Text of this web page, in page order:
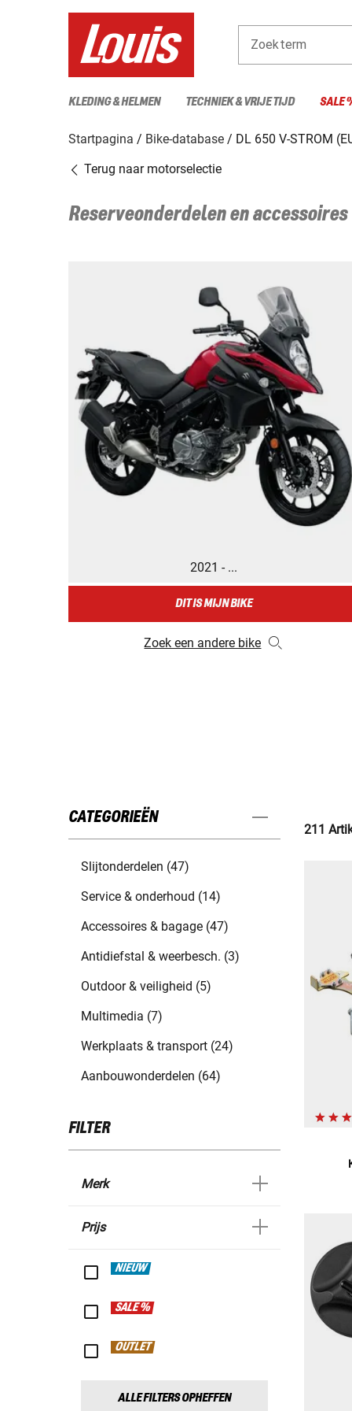
Zoekterm
KLEDING & HELMEN TECHNIEK & VRIJE TIJD SALE
Startpagina Bike-database
DL 650 V-STROM
Terug naar motorselectie
Reserveonderdelen en
2021 - ...
DIT IS MIJN BIKE
Zoek een andere bike
CATEGORIEËN
Slijtonderdelen (47)
Service & onderhoud (14)
Accessoires & bagage (47)
Antidiefstal & weerbesch. (3)
Outdoor & veiligheid (5)
Multimedia (7)
Werkplaats & transport (24)
Aanbouwonderdelen (64)
FILTER
Merk
Prijs
NIEUW
SALE %
OUTLET
ALLE FILTERS OPHEFFEN
211